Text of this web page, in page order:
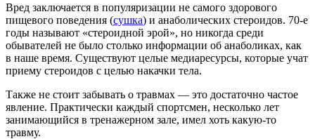
Вред заключается в популяризации не самого здорового
пищевого поведения (сушка) и анаболических стероидов. 70-е
годы называют «стероидной эрой», но никогда среди
обывателей не было столько информации об анаболиках, как
в наше время. Существуют целые медиаресурсы, которые учат
приему стероидов с целью накачки тела.
Также не стоит забывать о травмах — это достаточно частое
явление. Практически каждый спортсмен, несколько лет
занимающийся в тренажерном зале, имел хоть какую-то
травму.